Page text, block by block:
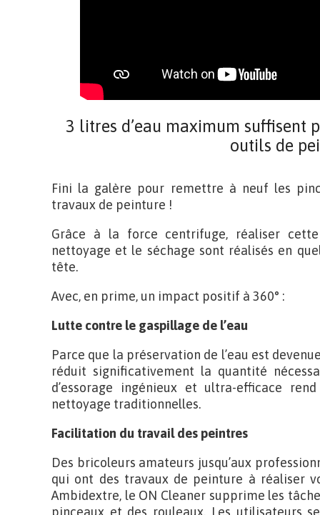
3 litres d’eau maximum suffisent
outils de
Fini la galère pour remettre à neuf les
travaux de peinture !
Grâce à la force centrifuge, réaliser
nettoyage et le séchage sont réalisés en
tête.
Avec, en prime, un impact positif à 360° :
Lutte contre le gaspillage de l’eau
Parce que la préservation de l’eau est
réduit significativement la quantité
d’essorage ingénieux et ultra-efficace
nettoyage traditionnelles.
Facilitation du travail des peintres
Des bricoleurs amateurs jusqu’aux
qui ont des travaux de peinture à réaliser
Ambidextre, le ON Cleaner supprime les
pinceaux et des rouleaux. Les utilisateurs